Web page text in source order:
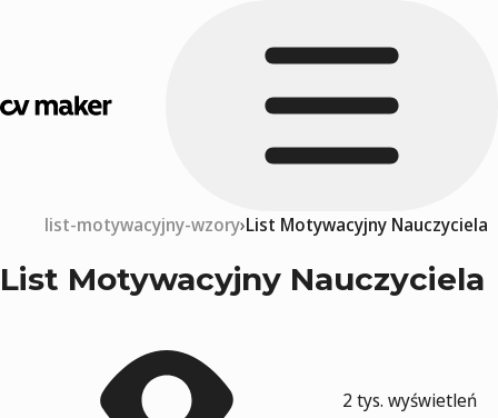
list-motywacyjny-wzory List Motywacyjny Nauczyciela
List Motywacyjny Nauczyciela
2 tys. wyświetleń